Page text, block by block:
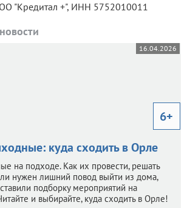
"Кредитал +", ИНН 5752010011
16.04.2026
6+
куда сходить в Орле
на подходе. Как их провести, решать
нужен лишний повод выйти из дома,
подборку мероприятий на
и выбирайте, куда сходить в Орле!